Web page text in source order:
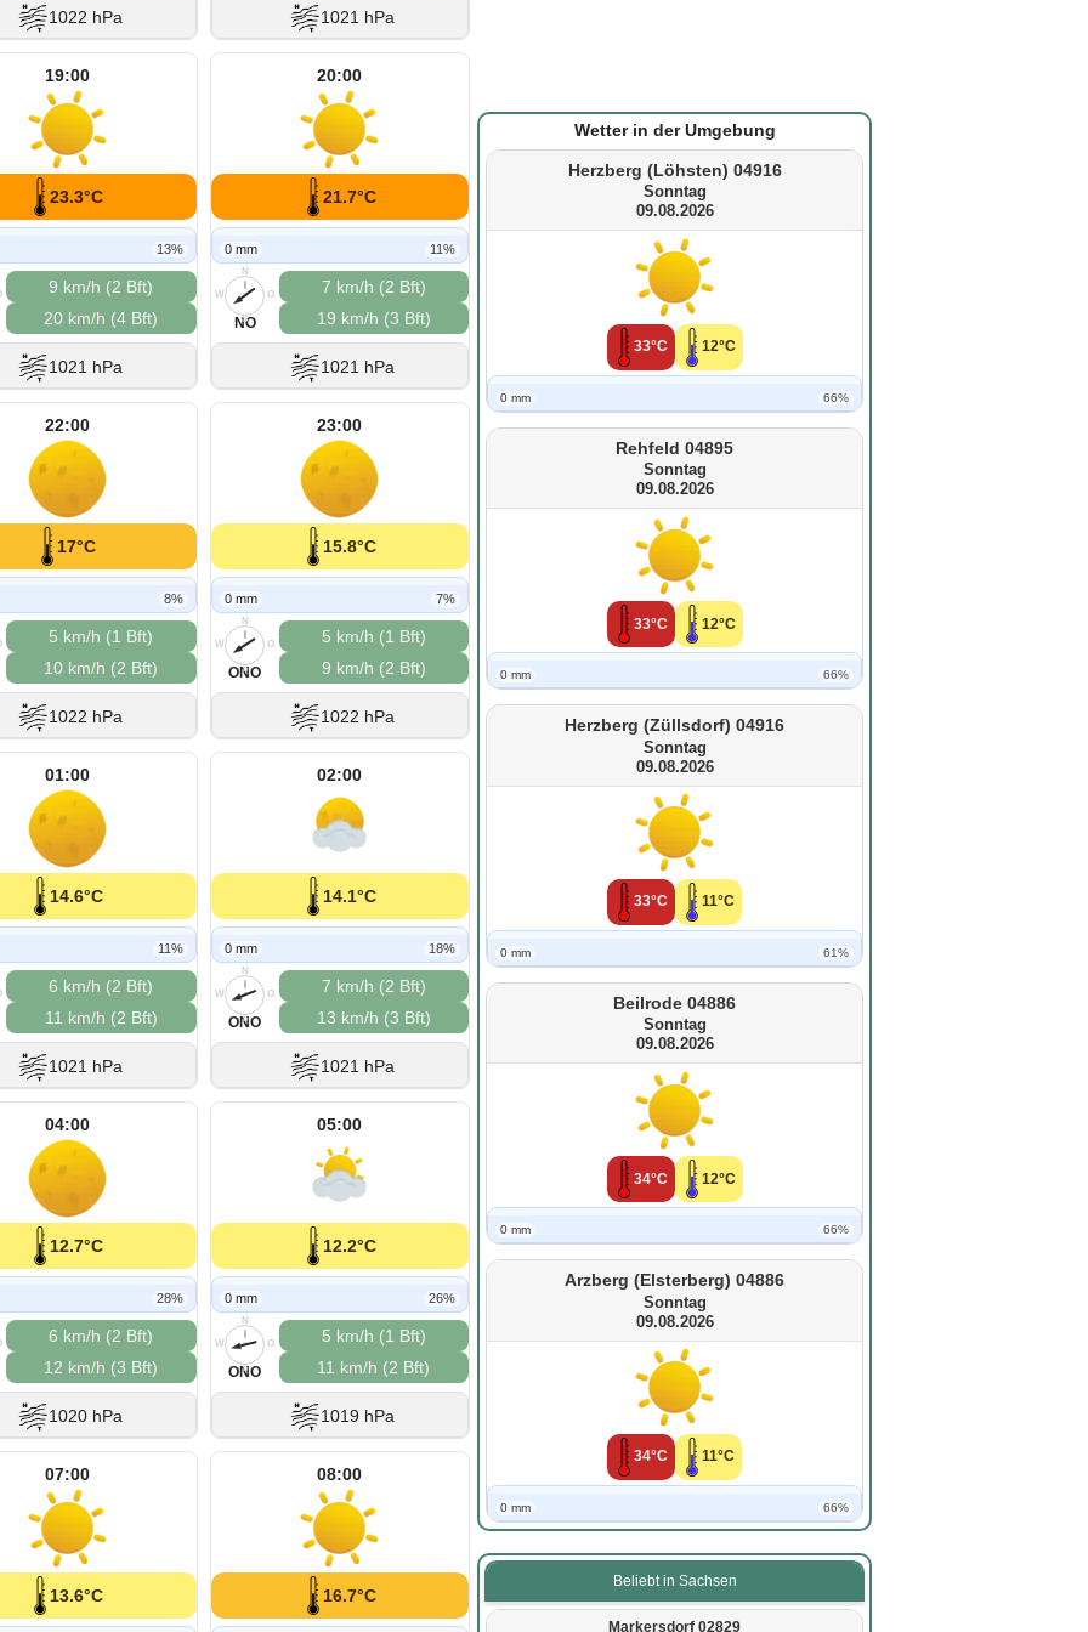
1022 hPa 1021 hPa
19:00
23.3°C
13%
9 km/h (2 Bft)
20 km/h (4 Bft)
1021 hPa
20:00
21.7°C
0 mm 11%
N
O
S
W
NO
7 km/h (2 Bft)
19 km/h (3 Bft)
1021 hPa
22:00
17°C
8%
5 km/h (1 Bft)
10 km/h (2 Bft)
1022 hPa
23:00
15.8°C
0 mm 7%
N
O
S
W
ONO
5 km/h (1 Bft)
9 km/h (2 Bft)
1022 hPa
01:00
14.6°C
11%
6 km/h (2 Bft)
11 km/h (2 Bft)
1021 hPa
02:00
14.1°C
0 mm 18%
N
O
S
W
ONO
7 km/h (2 Bft)
13 km/h (3 Bft)
1021 hPa
04:00
12.7°C
28%
6 km/h (2 Bft)
12 km/h (3 Bft)
1020 hPa
05:00
12.2°C
0 mm 26%
N
O
S
W
ONO
5 km/h (1 Bft)
11 km/h (2 Bft)
1019 hPa
07:00
13.6°C
08:00
16.7°C
Wetter in der Umgebung
Herzberg (Löhsten) 04916
Sonntag
09.08.2026
33°C 12°C
0 mm 66%
Rehfeld 04895
Sonntag
09.08.2026
33°C 12°C
0 mm 66%
Herzberg (Züllsdorf) 04916
Sonntag
09.08.2026
33°C 11°C
0 mm 61%
Beilrode 04886
Sonntag
09.08.2026
34°C 12°C
0 mm 66%
Arzberg (Elsterberg) 04886
Sonntag
09.08.2026
34°C 11°C
0 mm 66%
Beliebt in Sachsen
Markersdorf 02829